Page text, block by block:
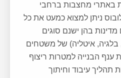
באתרי מחצבות ברחבי
ניתן למצוא כמעט את כל
בהן ישנם סוגים
בלגיה, איטליה) של משטחים
הבנייה למטרות ריצוף
תהליך עיבוד וחיתוך